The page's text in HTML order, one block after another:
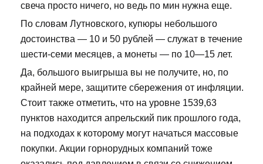
свеча просто ничего, но ведь по мин нужна еще.
По словам Лутновского, купюры небольшого
достоинства — 10 и 50 рублей — служат в течение
шести-семи месяцев, а монеты — по 10—15 лет.
Да, большого выигрыша вы не получите, но, по
крайней мере, защитите сбережения от инфляции.
Стоит также отметить, что на уровне 1539,63
пунктов находится апрельский пик прошлого года,
на подходах к которому могут начаться массовые
покупки. Акции горнорудных компаний тоже